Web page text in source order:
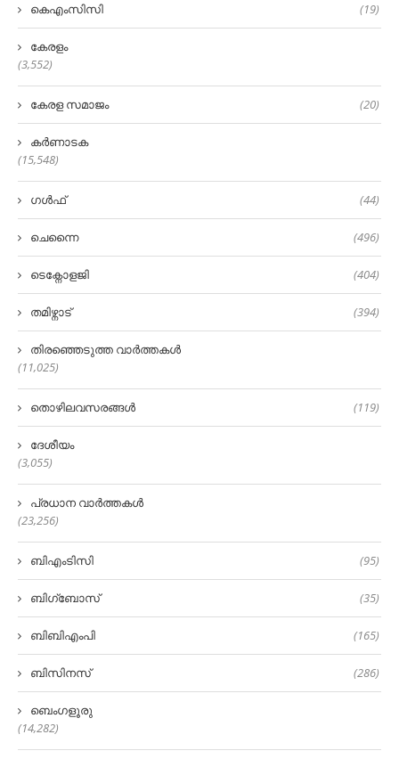
കെഎംസിസി (19)
കേരളം
(3,552)
കേരള സമാജം (20)
കർണാടക
(15,548)
ഗൾഫ് (44)
ചെന്നൈ (496)
ടെക്നോളജി (404)
തമിഴ്നാട് (394)
തിരഞ്ഞെടുത്ത വാർത്തകൾ
(11,025)
തൊഴിലവസരങ്ങൾ (119)
ദേശീയം
(3,055)
പ്രധാന വാർത്തകൾ
(23,256)
ബിഎംടിസി (95)
ബിഗ്‌ബോസ് (35)
ബിബിഎംപി (165)
ബിസിനസ് (286)
ബെംഗളൂരു
(14,282)